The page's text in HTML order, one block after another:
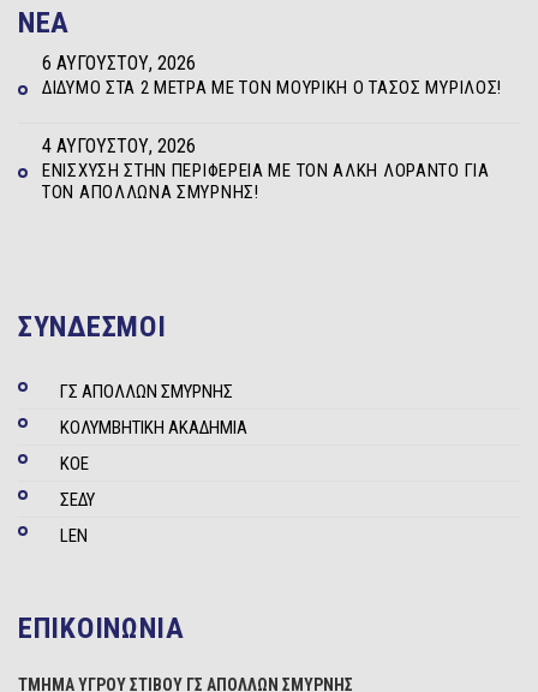
NEA
ΔΊΔΥΜΟ ΣΤΑ 2 ΜΈΤΡΑ ΜΕ ΤΟΝ ΜΟΥΡΊΚΗ Ο ΤΆΣΟΣ ΜΥΡΊΛΟΣ!
6 ΑΥΓΟΎΣΤΟΥ, 2026
ΕΝΊΣΧΥΣΗ ΣΤΗΝ ΠΕΡΙΦΈΡΕΙΑ ΜΕ ΤΟΝ ΆΛΚΗ ΛΟΡΆΝΤΟ ΓΙΑ
ΤΟΝ ΑΠΌΛΛΩΝΑ ΣΜΎΡΝΗΣ!
4 ΑΥΓΟΎΣΤΟΥ, 2026
ΣΥΝΔΕΣΜΟΙ
ΓΣ ΑΠΟΛΛΩΝ ΣΜΥΡΝΗΣ
ΚΟΛΥΜΒΗΤΙΚΗ ΑΚΑΔΗΜΙΑ
ΚΟΕ
ΣΕΔΥ
LEN
ΕΠΙΚΟΙΝΩΝΙΑ
ΤΜΗΜΑ ΥΓΡΟΥ ΣΤΙΒΟΥ ΓΣ ΑΠΟΛΛΩΝ ΣΜΥΡΝΗΣ